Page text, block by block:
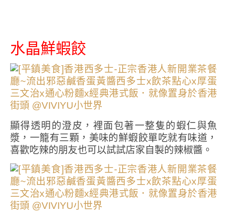
水晶鮮蝦餃
顯得透明的澄皮，裡面包著一整隻的蝦仁與魚
漿，一籠有三顆，美味的鮮蝦餃單吃就有味道，
喜歡吃辣的朋友也可以試試店家自製的辣椒醬。